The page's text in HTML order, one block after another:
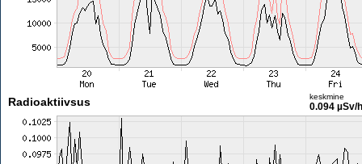
Radioaktiivsus keskmine
0.094 µSv/h